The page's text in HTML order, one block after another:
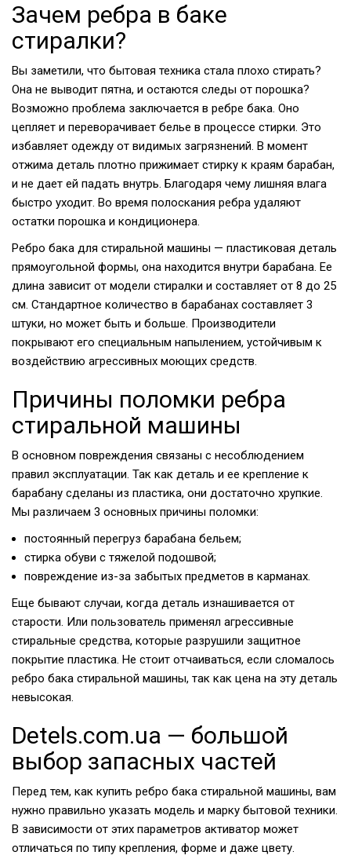
Зачем ребра в баке
стиралки?
Вы заметили, что бытовая техника стала плохо стирать?
Она не выводит пятна, и остаются следы от порошка?
Возможно проблема заключается в ребре бака. Оно
цепляет и переворачивает белье в процессе стирки. Это
избавляет одежду от видимых загрязнений. В момент
отжима деталь плотно прижимает стирку к краям барабан,
и не дает ей падать внутрь. Благодаря чему лишняя влага
быстро уходит. Во время полоскания ребра удаляют
остатки порошка и кондиционера.
Ребро бака для стиральной машины — пластиковая деталь
прямоугольной формы, она находится внутри барабана. Ее
длина зависит от модели стиралки и составляет от 8 до 25
см. Стандартное количество в барабанах составляет 3
штуки, но может быть и больше. Производители
покрывают его специальным напылением, устойчивым к
воздействию агрессивных моющих средств.
Причины поломки ребра
стиральной машины
В основном повреждения связаны с несоблюдением
правил эксплуатации. Так как деталь и ее крепление к
барабану сделаны из пластика, они достаточно хрупкие.
Мы различаем 3 основных причины поломки:
постоянный перегруз барабана бельем;
стирка обуви с тяжелой подошвой;
повреждение из-за забытых предметов в карманах.
Еще бывают случаи, когда деталь изнашивается от
старости. Или пользователь применял агрессивные
стиральные средства, которые разрушили защитное
покрытие пластика. Не стоит отчаиваться, если сломалось
ребро бака стиральной машины, так как цена на эту деталь
невысокая.
Detels.com.ua — большой
выбор запасных частей
Перед тем, как купить ребро бака стиральной машины, вам
нужно правильно указать модель и марку бытовой техники.
В зависимости от этих параметров активатор может
отличаться по типу крепления, форме и даже цвету.